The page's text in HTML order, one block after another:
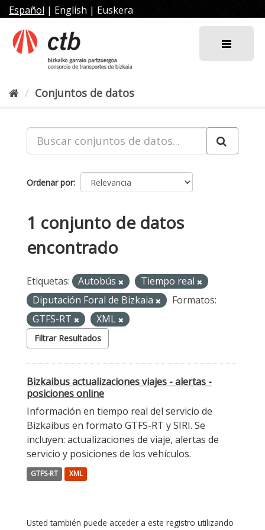
al
contenido
Español | English | Euskera
Conjuntos de datos
Ordenar por
1 conjunto de datos
encontrado
Etiquetas: Autobús
Tiempo real
Diputación Foral de Bizkaia
Formatos:
GTFS-RT
XML
Filtrar Resultados
Bizkaibus actualizaciones viajes - alertas -
posiciones online
Información en tiempo real del servicio de
Bizkaibus en formato GTFS-RT y SIRI. Se
incluyen: actualizaciones de viaje, alertas de
servicio y posiciones de los vehículos.
GTFS-RT XML
Usted también puede acceder a este registro utilizando